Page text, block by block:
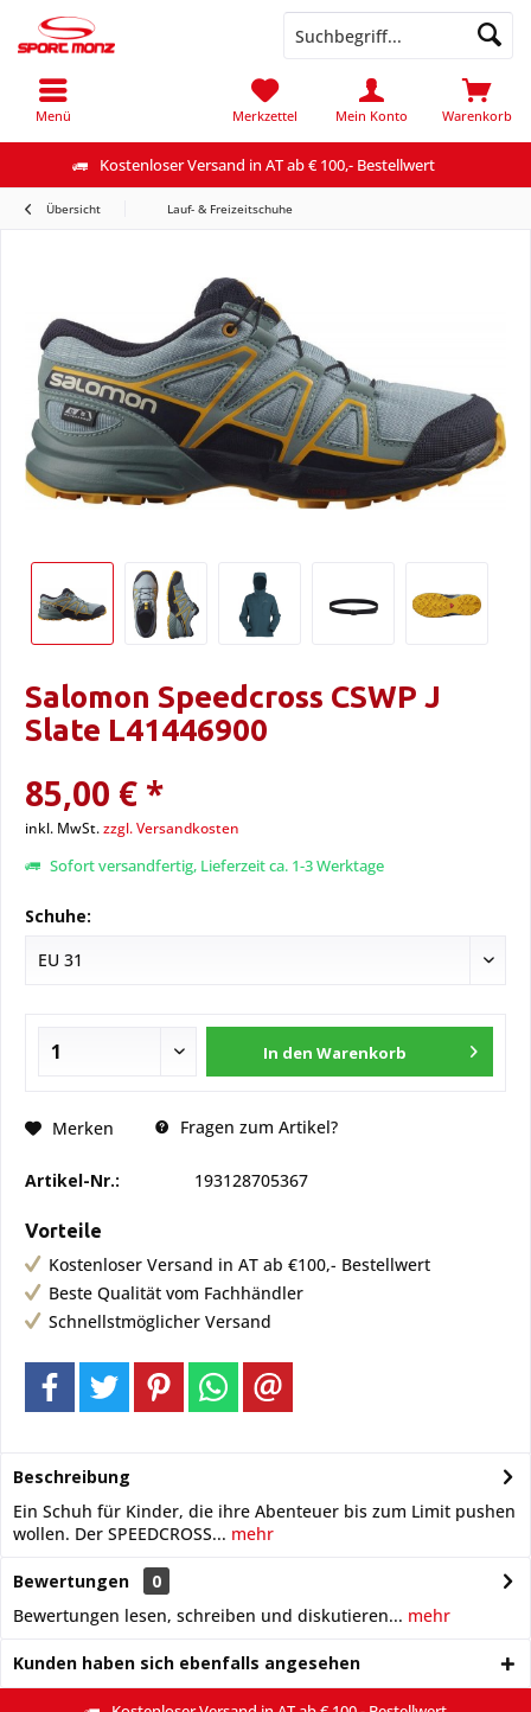
Kostenloser Versand in AT ab € 100,- Bestellwert
Menü Warenkorb
Merkzettel Mein Konto
Übersicht Lauf- & Freizeitschuhe
Salomon Speedcross CSWP J
Slate L41446900
85,00 € *
inkl. MwSt.zzgl. Versandkosten
Sofort versandfertig, Lieferzeit ca. 1-3 Werktage
Schuhe:
In den Warenkorb
Merken Fragen zum Artikel?
Artikel-Nr.: 193128705367
Vorteile
Kostenloser Versand in AT ab €100,- Bestellwert
Beste Qualität vom Fachhändler
Schnellstmöglicher Versand
Beschreibung
Ein Schuh für Kinder, die ihre Abenteuer bis zum Limit pushen
wollen. Der SPEEDCROSS... mehr
Bewertungen
0
Bewertungen lesen, schreiben und diskutieren... mehr
Kunden haben sich ebenfalls angesehen